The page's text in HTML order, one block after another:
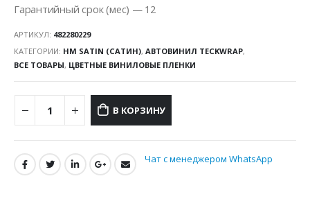
Гарантийный срок (мес) — 12
АРТИКУЛ: 482280229
КАТЕГОРИИ: HM SATIN (САТИН), АВТОВИНИЛ TECKWRAP,
ВСЕ ТОВАРЫ, ЦВЕТНЫЕ ВИНИЛОВЫЕ ПЛЕНКИ
В КОРЗИНУ
Чат с менеджером WhatsApp